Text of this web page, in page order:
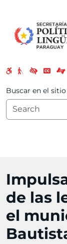
Buscar en el
de las
el